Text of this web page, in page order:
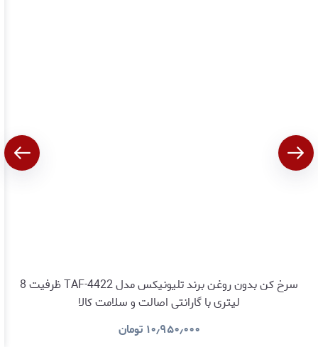
سرخ کن بدون روغن برند تلیونیکس مدل TAF-4422 ظرفیت 8
لیتری با گارانتی اصالت و سلامت کالا
۱۰٫۹۵۰٫۰۰۰ تومان